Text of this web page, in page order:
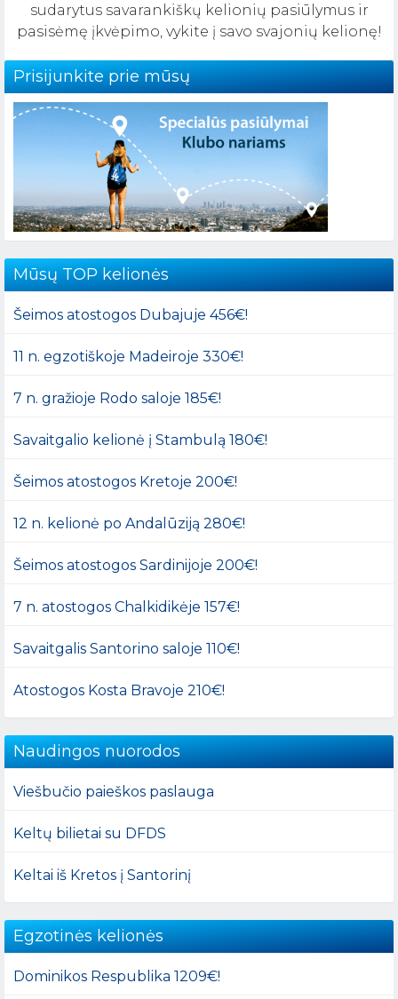
sudarytus savarankiškų kelionių pasiūlymus ir
pasisėmę įkvėpimo, vykite į savo svajonių kelionę!
Prisijunkite prie mūsų
Mūsų TOP kelionės
Šeimos atostogos Dubajuje 456€!
11 n. egzotiškoje Madeiroje 330€!
7 n. gražioje Rodo saloje 185€!
Savaitgalio kelionė į Stambulą 180€!
Šeimos atostogos Kretoje 200€!
12 n. kelionė po Andalūziją 280€!
Šeimos atostogos Sardinijoje 200€!
7 n. atostogos Chalkidikėje 157€!
Savaitgalis Santorino saloje 110€!
Atostogos Kosta Bravoje 210€!
Naudingos nuorodos
Viešbučio paieškos paslauga
Keltų bilietai su DFDS
Keltai iš Kretos į Santorinį
Egzotinės kelionės
Dominikos Respublika 1209€!